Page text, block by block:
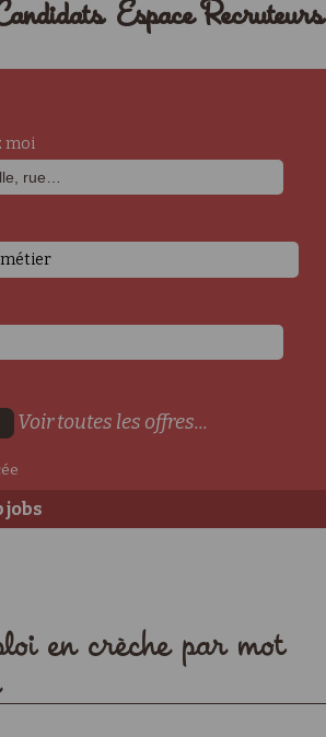
Espace Recruteurs
moi
métier
Voir toutes les offres...
jobs
en crèche par mot